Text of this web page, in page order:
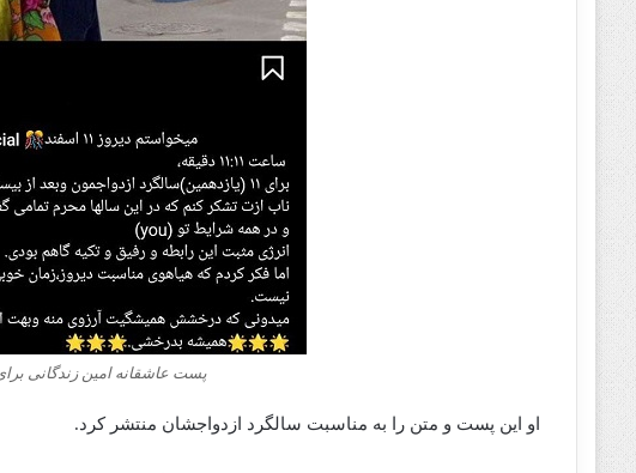
پست عاشقانه امین زندگانی
او این پست و متن را به مناسبت سالگرد ازدواجشان منتشر کرد.